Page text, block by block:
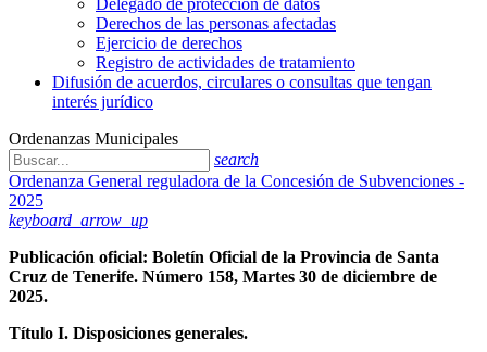
Delegado de protección de datos
Derechos de las personas afectadas
Ejercicio de derechos
Registro de actividades de tratamiento
Difusión de acuerdos, circulares o consultas que tengan
interés jurídico
Ordenanzas Municipales
search
Ordenanza General reguladora de la Concesión de Subvenciones -
2025
keyboard_arrow_up
Publicación oficial: Boletín Oficial de la Provincia de Santa
Cruz de Tenerife. Número 158, Martes 30 de diciembre de
2025.
Título I. Disposiciones generales.